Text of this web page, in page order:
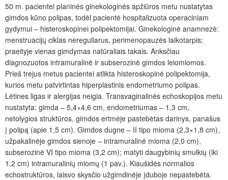
50 m. pacientei planinės ginekologinės apžiūros metu nustatytas
gimdos kūno polipas, todėl pacientė hospitalizuota operaciniam
gydymui – histeroskopinei polipektomijai. Ginekologinė anamnezė:
menstruacijų ciklas nereguliarus, perimenopauzės laikotarpis;
praeityje vienas gimdymas natūraliais takais. Anksčiau
diagnozuotos intramuralinė ir subserozinė gimdos leiomiomos.
Prieš trejus metus pacientei atlikta histeroskopinė polipektomija,
kurios metu patvirtintas hiperplastinis endometriumo polipas.
Lėtines ligas ir alergijas neigia. Transvaginalinės echoskopijos metu
nustatyta: gimda ‒ 5,4×4,6 cm, endometriumas ‒ 1,3 cm,
netolygios struktūros, gimdos ertmėje pastebėtas darinys, panašus
į polipą (apie 1,5 cm). Gimdos dugne – II tipo mioma (2,3×1,8 cm),
užpakalinėje gimdos sienoje ‒ intramuralinė mioma (2,0 cm),
subserozinė VI tipo mioma (3,2 cm); matyti daugybinių smulkių (iki
1,2 cm) intramuralinių miomų (1 pav.). Kiaušidės normalios
echostruktūros, laisvo skysčio užgimdinėje įduboje nepastebėta.